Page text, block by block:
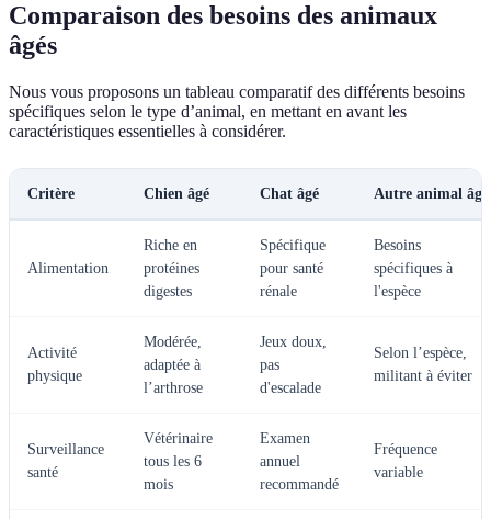
Comparaison des besoins des animaux
âgés
Nous vous proposons un tableau comparatif des différents besoins
spécifiques selon le type d’animal, en mettant en avant les
caractéristiques essentielles à considérer.
Critère Chien âgé Chat âgé Autre animal âgé
Alimentation
Riche en
protéines
digestes
Spécifique
pour santé
rénale
Besoins
spécifiques à
l'espèce
Activité
physique
Modérée,
adaptée à
l’arthrose
Jeux doux,
pas
d'escalade
Selon l’espèce,
militant à éviter
Surveillance
santé
Vétérinaire
tous les 6
mois
Examen
annuel
recommandé
Fréquence
variable